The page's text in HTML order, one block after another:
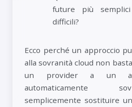
future più
difficili?
Ecco perché un approccio
alla sovranità cloud non
un provider a un
automaticamente
semplicemente sostituire